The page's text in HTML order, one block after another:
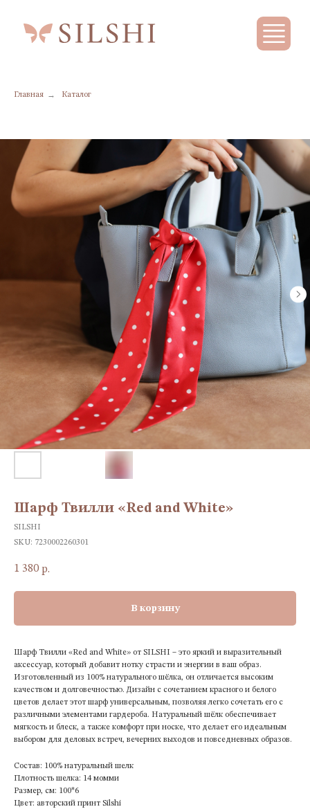
Главная → Каталог
Шарф Твилли «Red and White»
SILSHI
SKU: 7230002260301
1 380 р.
В корзину
Шарф Твилли «Red and White» от SILSHI – это яркий и выразительный
аксессуар, который добавит нотку страсти и энергии в ваш образ.
Изготовленный из 100% натурального шёлка, он отличается высоким
качеством и долговечностью. Дизайн с сочетанием красного и белого
цветов делает этот шарф универсальным, позволяя легко сочетать его с
различными элементами гардероба. Натуральный шёлк обеспечивает
мягкость и блеск, а также комфорт при носке, что делает его идеальным
выбором для деловых встреч, вечерних выходов и повседневных образов.
Состав: 100% натуральный шелк
Плотность шелка: 14 момми
Размер, см: 100*6
Цвет: авторский принт Silshi